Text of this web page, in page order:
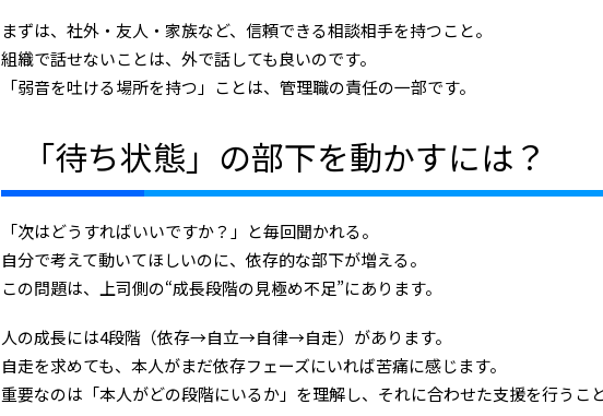
まずは、社外・友人・家族など、信頼できる相談相手を持つこと。
組織で話せないことは、外で話しても良いのです。
「弱音を吐ける場所を持つ」ことは、管理職の責任の一部です。
「待ち状態」の部下を動かすには？
「次はどうすればいいですか？」と毎回聞かれる。
自分で考えて動いてほしいのに、依存的な部下が増える。
この問題は、上司側の“成長段階の見極め不足”にあります。
人の成長には4段階（依存→自立→自律→自走）があります。
自走を求めても、本人がまだ依存フェーズにいれば苦痛に感じます。
重要なのは「本人がどの段階にいるか」を理解し、それに合わせた支援を行うこ